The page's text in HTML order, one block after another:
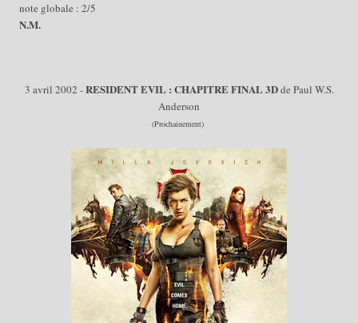
note globale : 2/5
N.M.
3 avril 2002 -RESIDENTEVIL : CHAPITRE FINAL3Dde Paul W.S.
Anderson
(Prochainement)